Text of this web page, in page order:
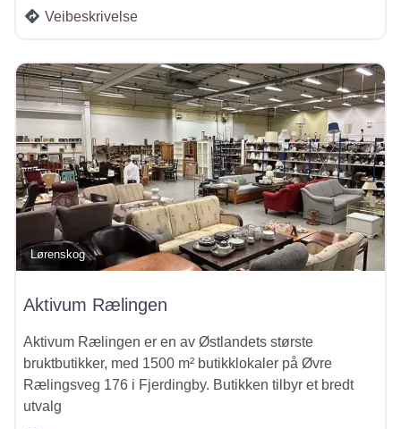
Veibeskrivelse
Lørenskog
Aktivum Rælingen
Aktivum Rælingen er en av Østlandets største
bruktbutikker, med 1500 m² butikklokaler på Øvre
Rælingsveg 176 i Fjerdingby. Butikken tilbyr et bredt
utvalg